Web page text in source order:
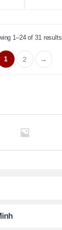
1–24 of 31 results
1 2 →